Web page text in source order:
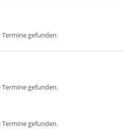
gefunden.
gefunden.
gefunden.